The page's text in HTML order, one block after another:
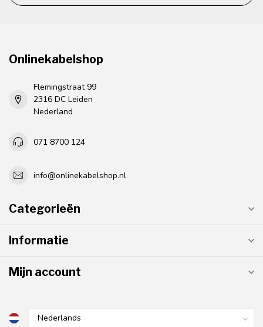
Onlinekabelshop
Flemingstraat 99
2316 DC Leiden
Nederland
071 8700 124
info@onlinekabelshop.nl
Categorieën
Informatie
Mijn account